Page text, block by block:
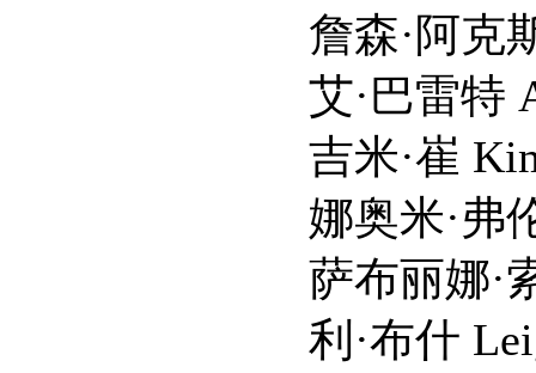
詹森·阿克斯
艾·巴雷特 Ai
吉米·崔
娜奥米·弗伦内
萨布丽娜·索丁
利·布什 Leigh